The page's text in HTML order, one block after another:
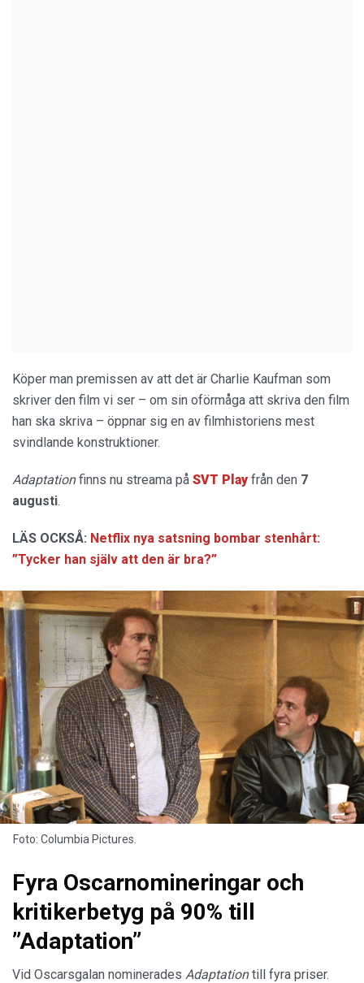
Köper man premissen av att det är Charlie Kaufman som
skriver den film vi ser – om sin oförmåga att skriva den film
han ska skriva – öppnar sig en av filmhistoriens mest
svindlande konstruktioner.
Adaptationfinns nu streama på SVT Playfrån den 7
augusti.
LÄS OCKSÅ: Netflix nya satsning bombar stenhårt:
”Tycker han själv att den är bra?”
Foto: Columbia Pictures.
Fyra Oscarnomineringar och
kritikerbetyg på 90% till
”Adaptation”
Vid Oscarsgalan nominerades Adaptationtill fyra priser.